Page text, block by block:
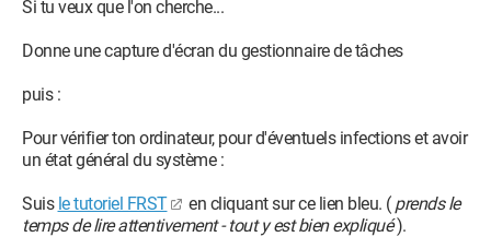
Si tu veux que l'on cherche...
Donne une capture d'écran du gestionnaire de tâches
puis :
Pour vérifier ton ordinateur, pour d'éventuels infections et avoir
un état général du système :
Suis le tutoriel FRST en cliquant sur ce lien bleu. ( prends le
temps de lire attentivement - tout y est bien expliqué).